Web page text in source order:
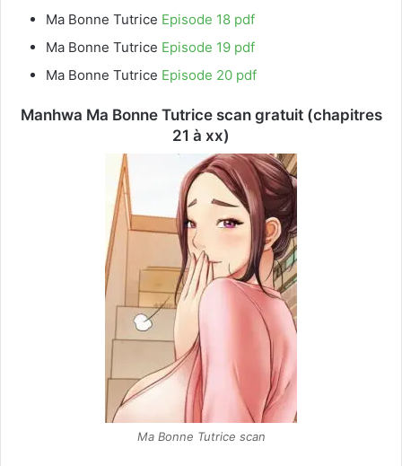
Ma Bonne Tutrice Episode 18 pdf
Ma Bonne Tutrice Episode 19 pdf
Ma Bonne Tutrice Episode 20 pdf
Manhwa Ma Bonne Tutrice scan gratuit (chapitres
21 à xx)
Ma Bonne Tutrice scan